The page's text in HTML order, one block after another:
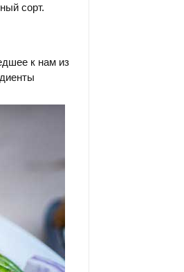
сорт.
к нам из